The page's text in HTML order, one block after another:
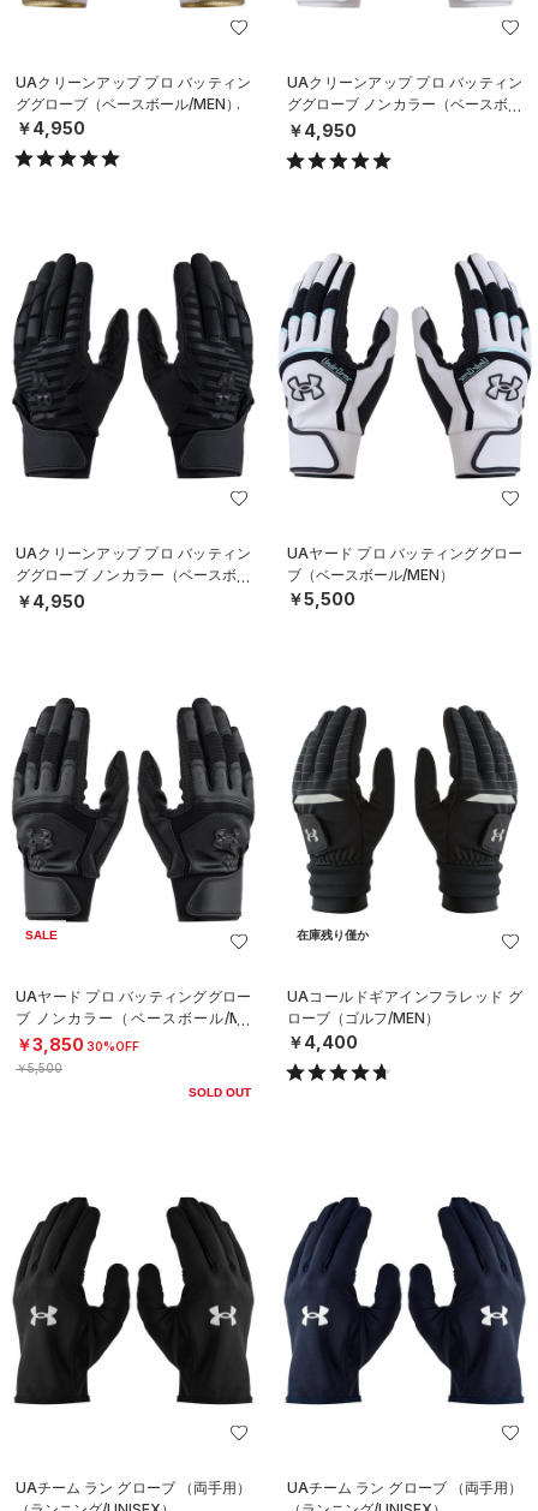
UAクリーンアップ プロ バッティン
ググローブ（ベースボール/MEN）
￥4,950
UAクリーンアップ プロ バッティン
ググローブ ノンカラー（ベースボー
ル/MEN）
￥4,950
UAクリーンアップ プロ バッティン
ググローブ ノンカラー（ベースボー
ル/MEN）
￥4,950
UAヤード プロ バッティンググロー
ブ（ベースボール/MEN）
￥5,500
SALE
UAヤード プロ バッティンググロー
ブ ノンカラー（ベースボール/ME
N）
￥3,850 30%OFF
￥5,500
SOLD OUT
在庫残り僅か
UAコールドギアインフラレッド グ
ローブ（ゴルフ/MEN）
￥4,400
UAチーム ラン グローブ （両手用）
UAチーム ラン グローブ （両手用）